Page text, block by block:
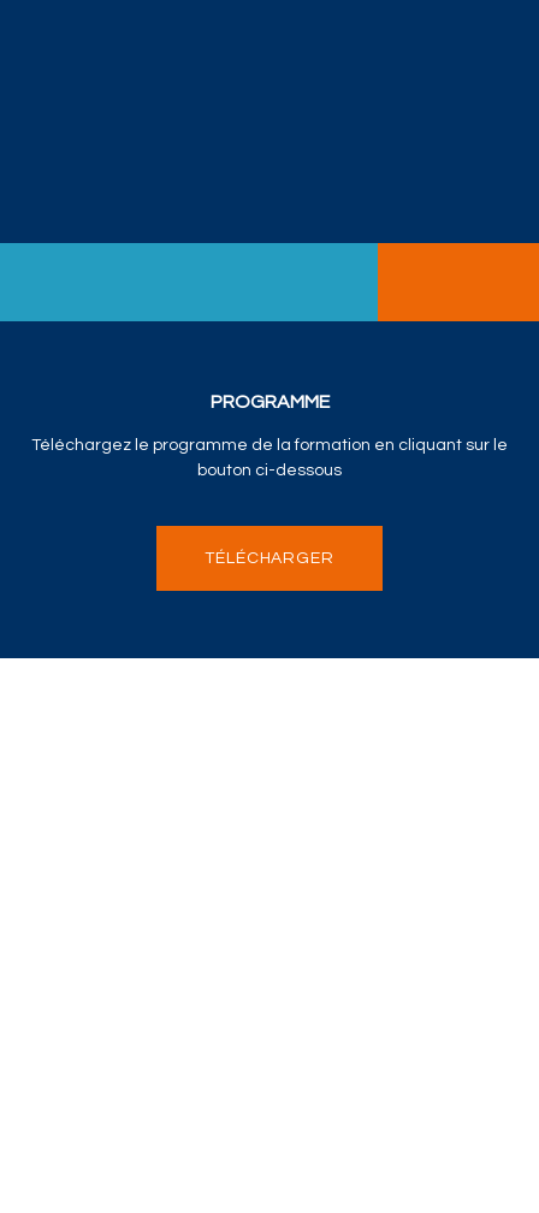
PROGRAMME
Téléchargez le programme de la formation en cliquant sur le
bouton ci-dessous
TÉLÉCHARGER